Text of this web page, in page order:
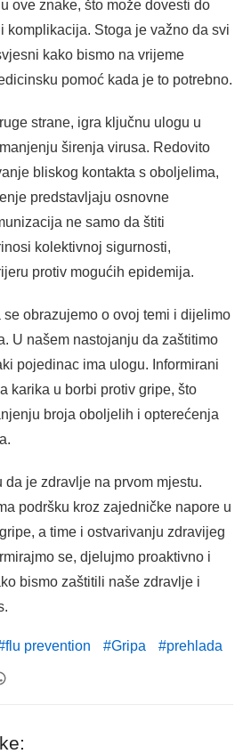
ove znake, što može dovesti do
komplikacija. Stoga je važno da svi
kako bismo na vrijeme
pomoć kada je to potrebno.
strane, igra ključnu ulogu u
širenja virusa. Redovito
bliskog kontakta s oboljelima,
predstavljaju osnovne
ne samo da štiti
kolektivnoj sigurnosti,
protiv mogućih epidemija.
obrazujemo o ovoj temi i dijelimo
U našem nastojanju da zaštitimo
pojedinac ima ulogu. Informirani
karika u borbi protiv gripe, što
broja oboljelih i opterećenja
da je zdravlje na prvom mjestu.
podršku kroz zajedničke napore u
a time i ostvarivanju zdravijeg
se, djelujmo proaktivno i
bismo zaštitili naše zdravlje i
flu prevention Gripa prehlada